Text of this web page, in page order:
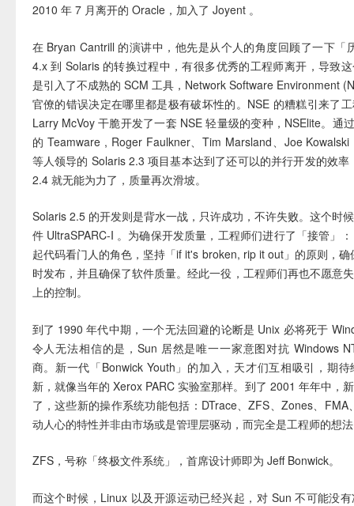
2010 年 7 月离开的 Oracle，加入了 Joyent 。
在 Bryan Cantrill 的演讲中，他先是从个人的角度回顾了一下「
4.x 到 Solaris 的转换过程中，有很多优秀的工程师离开，导致
是引入了不成熟的 SCM 工具，Network Software Environment
官僚的错误决定在哪里都是极有破坏性的。NSE 的糟糕引来了
Larry McVoy 干脆开发了一套 NSE 轻量级的变种，NSElite。通
的 Teamware , Roger Faulkner、Tim Marsland、Joe
等人领导的 Solaris 2.3 项目基本达到了还可以的并行开发的效
2.4 就无能为力了，质量再次滑坡。
Solaris 2.5 的开发则是背水一战，只许成功，不许失败。这个时
件 UltraSPARC-I 。为确保开发质量，工程师们进行了「接管」
起代码看门人的角色，坚持「if it's broken, rip it out」的原则，
时发布，并且确保了软件质量。经此一役，工程师们再也不愿意
上的控制。
到了 1990 年代中期，一个无法回避的论断是 Unix 必将死于
令人无法相信的是，Sun 居然是唯一一家意图对抗 Windows
商。新一代「Bonwick Youth」的加入，天才们互相吸引，期
新，就像当年的 Xerox PARC 实验室那样。到了 2001 年年中，
了，这些新的操作系统功能包括：DTrace、ZFS、Zones、FMA
动人心的特性并非由市场或是管理层驱动，而完全是工程师的想
ZFS，号称「终极文件系统」，首席设计师即为 Jeff Bonwick。
而这个时候，Linux 以及开源运动已经兴起，对 Sun 不可能没